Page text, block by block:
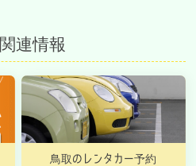
関連情報
鳥取のレンタカー予約